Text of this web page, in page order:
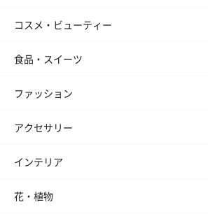
コスメ・ビューティー
食品・スイーツ
ファッション
アクセサリー
インテリア
花・植物